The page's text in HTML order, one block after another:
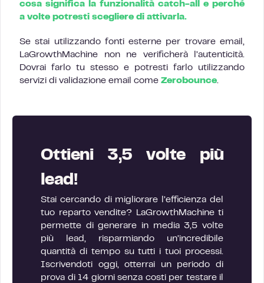
cosa significa la funzionalità catch-all e perché
a volte potresti scegliere di attivarla.
Se stai utilizzando fonti esterne per trovare email,
LaGrowthMachine non ne verificherà l’autenticità.
Dovrai farlo tu stesso e potresti farlo utilizzando
servizi di validazione email come Zerobounce.
Ottieni 3,5 volte più
lead!
Stai cercando di migliorare l’efficienza del
tuo reparto vendite? LaGrowthMachine ti
permette di generare in media 3,5 volte
più lead, risparmiando un’incredibile
quantità di tempo su tutti i tuoi processi.
Iscrivendoti oggi, otterrai un periodo di
prova di 14 giorni senza costi per testare il